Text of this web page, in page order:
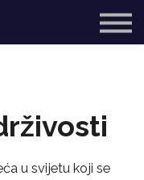
u svijetu koji se